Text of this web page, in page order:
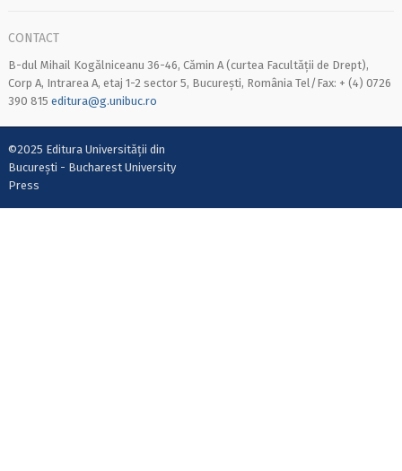
CONTACT
B-dul Mihail Kogălniceanu 36-46, Cămin A (curtea Facultății de Drept),
Corp A, Intrarea A, etaj 1-2 sector 5, București, România Tel/Fax: + (4) 0726
390 815 editura@g.unibuc.ro
©2025 Editura Universității din
București - Bucharest University
Press